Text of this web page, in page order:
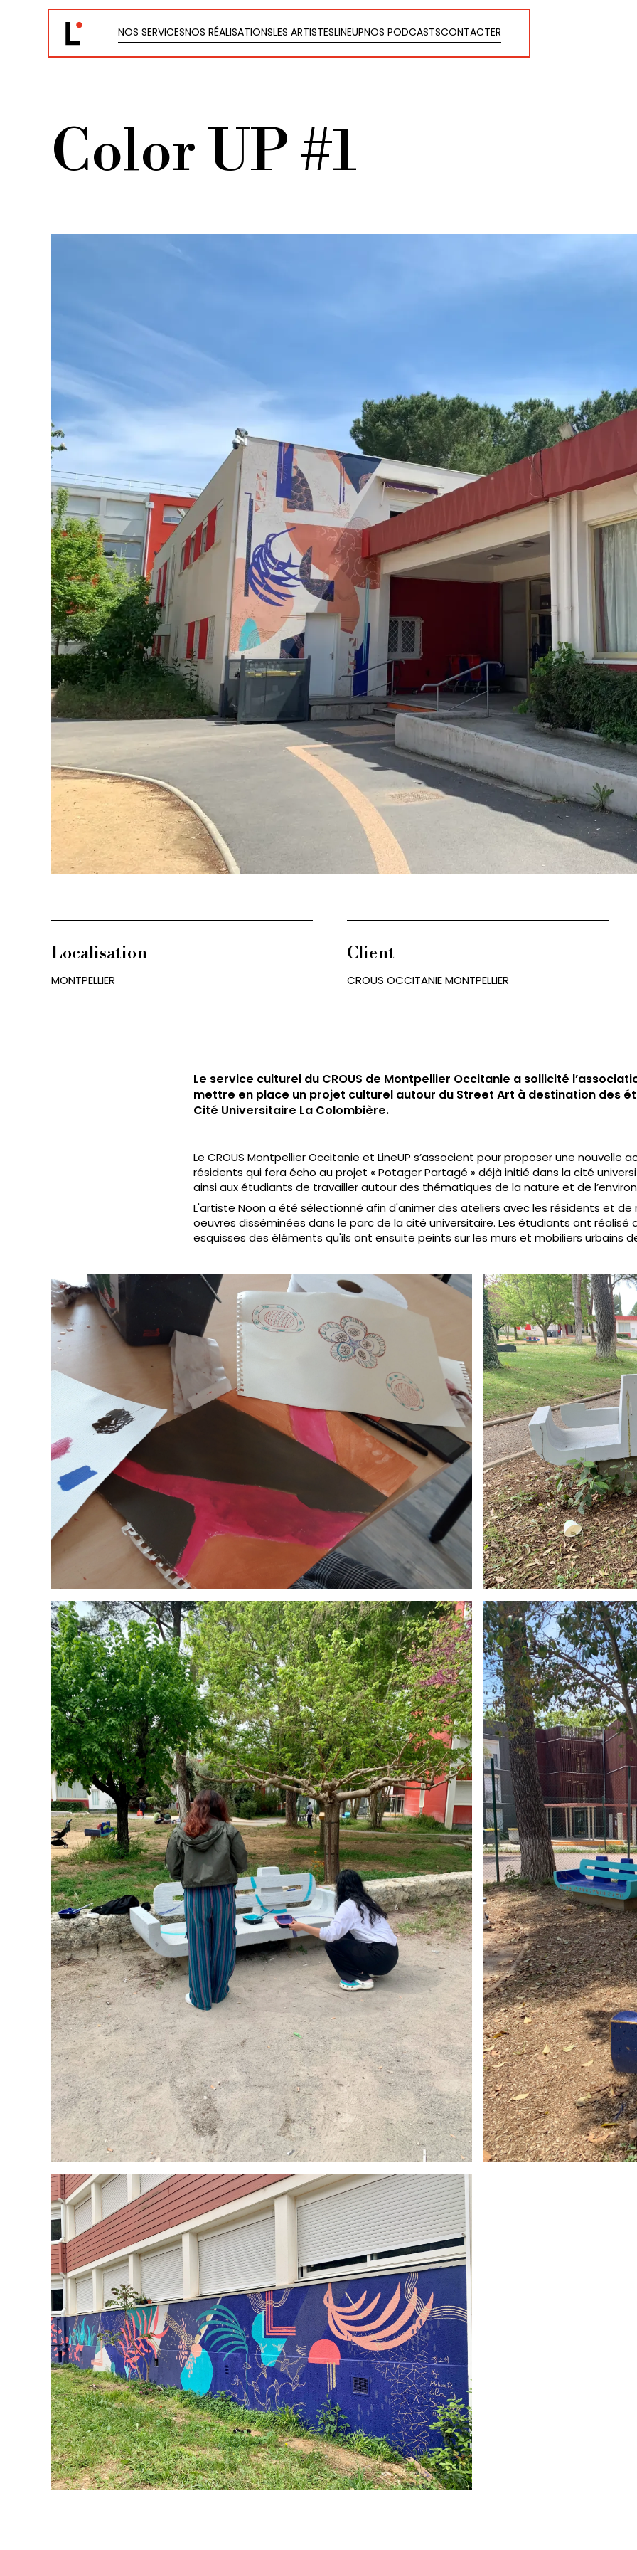
NOS SERVICESNOS RÉALISATIONSLES ARTISTESLINEUPNOS PODCASTSCONTACTER
Color UP #1
Localisation
MONTPELLIER
Client
CROUS OCCITANIE MONTPELLIER
Le service culturel du CROUS de Montpellier Occitanie a sollicité
mettre en place un projet culturel autour du Street Art à destination des
Cité Universitaire La Colombière.
Le CROUS Montpellier Occitanie et LineUP s’associent pour proposer une nouvelle
résidents qui fera écho au projet « Potager Partagé » déjà initié dans la cité
ainsi aux étudiants de travailler autour des thématiques de la nature et de
L'artiste Noon a été sélectionné afin d'animer des ateliers avec les résidents et de
oeuvres disséminées dans le parc de la cité universitaire. Les étudiants ont réalisé
esquisses des éléments qu'ils ont ensuite peints sur les murs et mobiliers urbains